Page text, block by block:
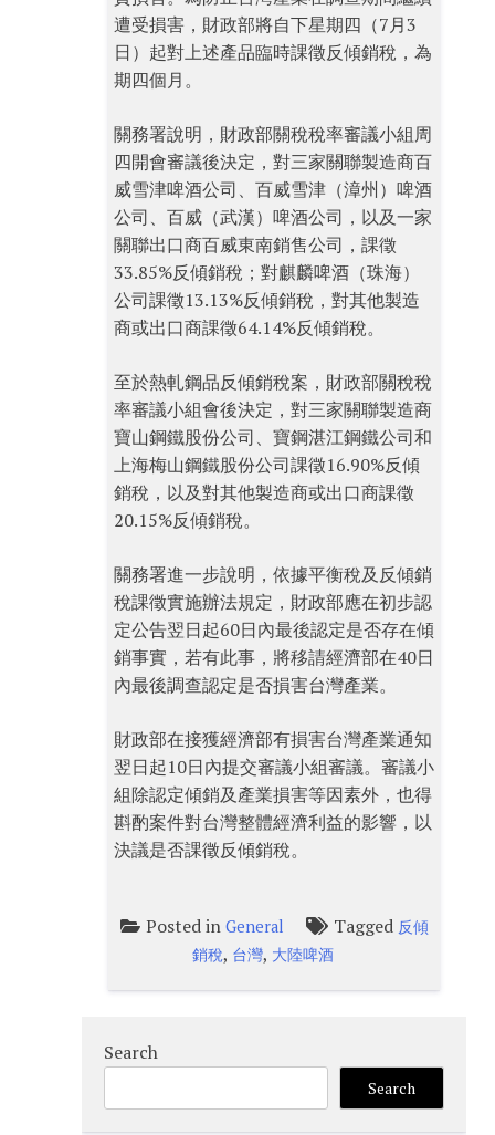
遭受損害，財政部將自下星期四（7月3
日）起對上述產品臨時課徵反傾銷稅，為
期四個月。
關務署說明，財政部關稅稅率審議小組周
四開會審議後決定，對三家關聯製造商百
威雪津啤酒公司、百威雪津（漳州）啤酒
公司、百威（武漢）啤酒公司，以及一家
關聯出口商百威東南銷售公司，課徵
33.85%反傾銷稅；對麒麟啤酒（珠海）
公司課徵13.13%反傾銷稅，對其他製造
商或出口商課徵64.14%反傾銷稅。
至於熱軋鋼品反傾銷稅案，財政部關稅稅
率審議小組會後決定，對三家關聯製造商
寶山鋼鐵股份公司、寶鋼湛江鋼鐵公司和
上海梅山鋼鐵股份公司課徵16.90%反傾
銷稅，以及對其他製造商或出口商課徵
20.15%反傾銷稅。
關務署進一步說明，依據平衡稅及反傾銷
稅課徵實施辦法規定，財政部應在初步認
定公告翌日起60日內最後認定是否存在傾
銷事實，若有此事，將移請經濟部在40日
內最後調查認定是否損害台灣產業。
財政部在接獲經濟部有損害台灣產業通知
翌日起10日內提交審議小組審議。審議小
組除認定傾銷及產業損害等因素外，也得
斟酌案件對台灣整體經濟利益的影響，以
決議是否課徵反傾銷稅。
Posted in General Tagged 反傾
銷稅, 台灣, 大陸啤酒
Search
Search